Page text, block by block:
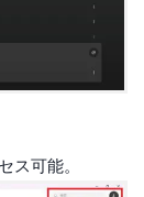
ス可能。